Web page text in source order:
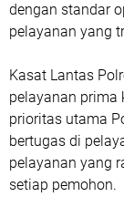
dengan standar
pelayanan yang
Kasat Lantas
pelayanan prima
prioritas utama
bertugas di
pelayanan yang
setiap pemohon.